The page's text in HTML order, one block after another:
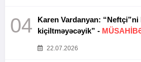
04
Karen Vardanyan:
kiçiltməyəcəyik” -
22.07.2026